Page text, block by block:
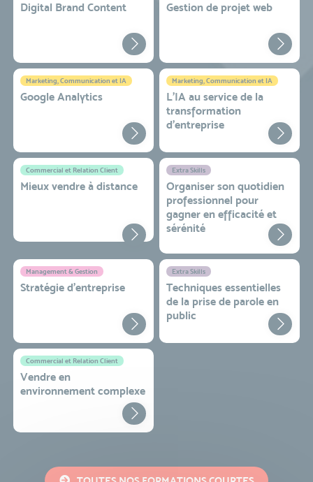
Digital Brand Content Gestion de projet web
Marketing, Communication et IA
Google Analytics
Marketing, Communication et IA
L'IA au service de la
transformation
d'entreprise
Commercial et Relation Client
Mieux vendre à distance
Extra Skills
Organiser son quotidien
professionnel pour
gagner en efficacité et
sérénité
Management & Gestion
Stratégie d’entreprise
Extra Skills
Techniques essentielles
de la prise de parole en
public
Commercial et Relation Client
Vendre en
environnement complexe